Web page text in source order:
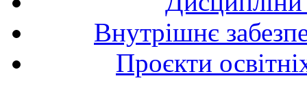
Внутрішнє
Проєкти